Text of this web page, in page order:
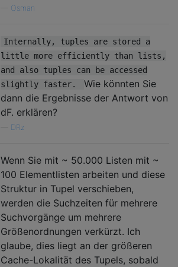
Osman
Internally, tuples are stored a
little more efficiently than lists,
and also tuples can be accessed
slightly faster.
Wie könnten Sie
dann die Ergebnisse der Antwort von
dF. erklären?
DRz
Wenn Sie mit ~ 50.000 Listen mit ~
100 Elementlisten arbeiten und diese
Struktur in Tupel verschieben,
werden die Suchzeiten für mehrere
Suchvorgänge um mehrere
Größenordnungen verkürzt. Ich
glaube, dies liegt an der größeren
Cache-Lokalität des Tupels, sobald